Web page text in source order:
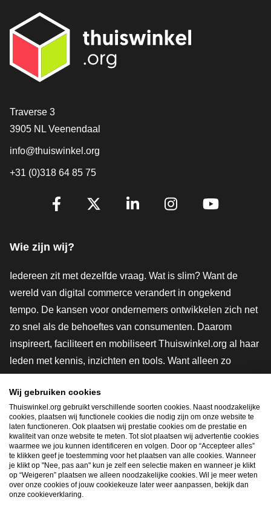
Contact
Traverse 3
3905 NL Veenendaal
info@thuiswinkel.org
+31 (0)318 64 85 75
Volg je ons al?
Wie zijn wij?
Iedereen zit met dezelfde vraag. Wat is slim? Want de
wereld van digital commerce verandert in ongekend
tempo. De kansen voor ondernemers ontwikkelen zich net
zo snel als de behoeftes van consumenten. Daarom
inspireert, faciliteert en mobiliseert Thuiswinkel.org al haar
leden met kennis, inzichten en tools. Want alleen zo
innovatievere toekomst. Dus groei ook mee en maak
shoppen slimmer.
Lid worden
Snel navigeren
Wij gebruiken cookies
Thuiswinkel.org gebruikt verschillende soorten cookies. Naast noodzakelijke
cookies, plaatsen wij functionele cookies die nodig zijn om onze website te
laten functioneren. Ook plaatsen wij prestatie cookies om de prestatie en
kwaliteit van onze website te meten. Tot slot plaatsen wij advertentie cookies
waarmee we jou kunnen identificeren en volgen. Door op “Accepteer alles”
te klikken geef je toestemming voor het plaatsen van alle cookies. Wanneer
je klikt op "Nee, pas aan" kun je zelf een selectie maken en wanneer je klikt
op “Weigeren” plaatsen we alleen noodzakelijke cookies. Wil je meer weten
over onze cookies of jouw cookiekeuze later weer aanpassen, bekijk dan
onze cookieverklaring.